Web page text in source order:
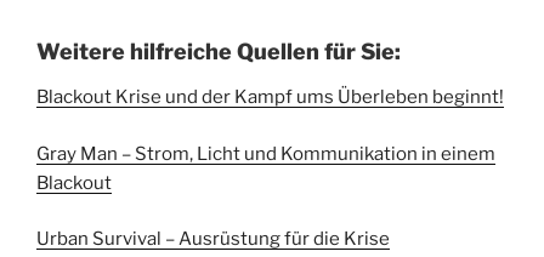
Weitere hilfreiche Quellen für Sie:
Blackout Krise und der Kampf ums Überleben beginnt!
Gray Man – Strom, Licht und Kommunikation in einem
Blackout
Urban Survival – Ausrüstung für die Krise